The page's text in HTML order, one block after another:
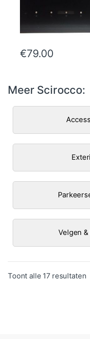
€79.00
Meer Scirocco:
Velgen
Toont alle 17 resultaten